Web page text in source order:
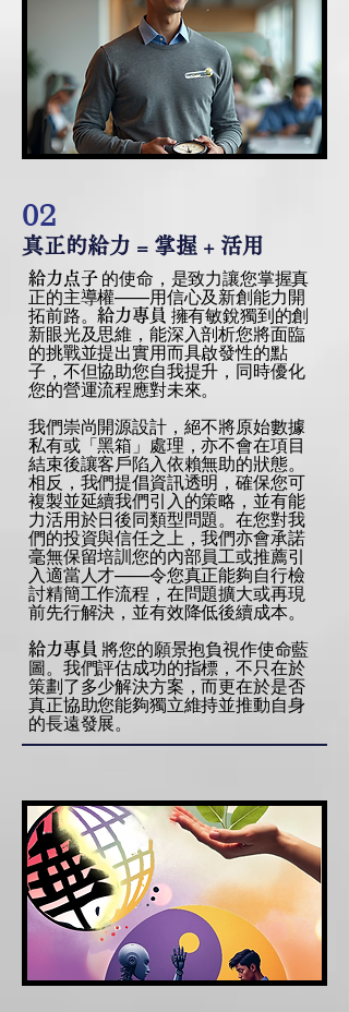
02
真正的給力 = 掌握 + 活用
給力点子 的使命，是致力讓您掌握真
正的主導權——用信心及新創能力開
拓前路。給力專員 擁有敏銳獨到的創
新眼光及思維，能深入剖析您將面臨
的挑戰並提出實用而具啟發性的點
子，不但協助您自我提升，同時優化
您的營運流程應對未來。
我們崇尚開源設計，絕不將原始數據
私有或「黑箱」處理，亦不會在項目
結束後讓客戶陷入依賴無助的狀態。
相反，我們提倡資訊透明，確保您可
複製並延續我們引入的策略，並有能
力活用於日後同類型問題。在您對我
們的投資與信任之上，我們亦會承諾
毫無保留培訓您的內部員工或推薦引
入適當人才——令您真正能夠自行檢
討精簡工作流程，在問題擴大或再現
前先行解決，並有效降低後續成本。
給力專員 將您的願景抱負視作使命藍
圖。我們評估成功的指標，不只在於
策劃了多少解決方案，而更在於是否
真正協助您能夠獨立維持並推動自身
的長遠發展。